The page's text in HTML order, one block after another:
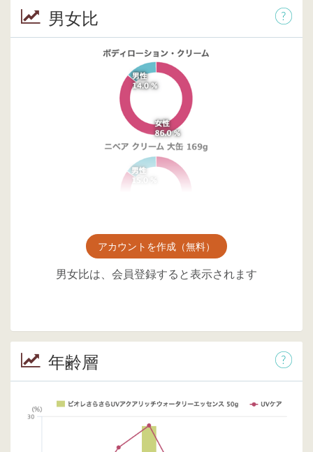
男女比
アカウントを作成（無料）
男女比は、会員登録すると表示されます
年齢層